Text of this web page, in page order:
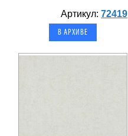
Артикул:72419
В АРХИВЕ